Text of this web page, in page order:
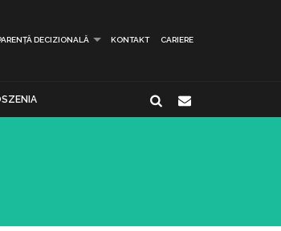
DECIZIONALĂ KONTAKT CARIERE